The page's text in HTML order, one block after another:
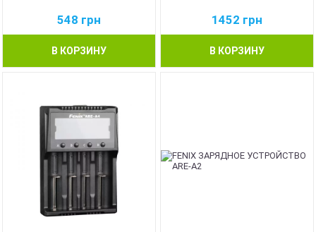
548 грн
В КОРЗИНУ
1452 грн
В КОРЗИНУ